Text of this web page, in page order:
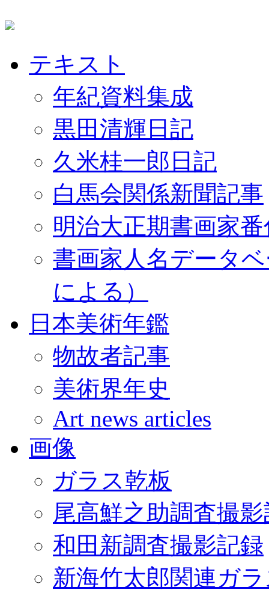
テキスト
年紀資料集成
黒田清輝日記
久米桂一郎日記
白馬会関係新聞記事
明治大正期書画家
書画家人名データ
による）
日本美術年鑑
物故者記事
美術界年史
Art news articles
画像
ガラス乾板
尾高鮮之助調査撮
和田新調査撮影記録
新海竹太郎関連ガ